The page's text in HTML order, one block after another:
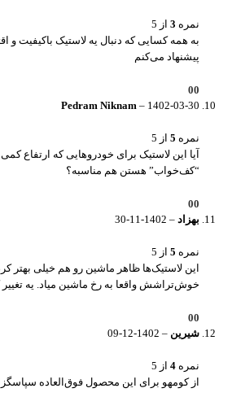
نمره 3 از 5
به همه کسایی که دنبال یه لاستیک باکیفیت و
پیشنهاد می‌کنم
0
0
Pedram Niknam – 1402-03-30
نمره 5 از 5
آیا این لاستیک برای خودروهایی که ارتفاع
“کف‌خواب” هستن هم مناسبه؟
0
0
بهزاد –
1402-11-30
نمره 5 از 5
این لاستیک‌ها ظاهر ماشین رو هم خیلی بهتر
خوش‌تراشش واقعا به رخ ماشین میاد. یه تغییر
0
0
شیرین –
1402-12-09
نمره 4 از 5
از کومهو برای این محصول فوق‌العاده